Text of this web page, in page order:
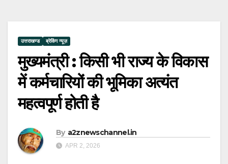
उत्तराखण्ड ब्रेकिंग न्यूज़
मुख्यमंत्री : किसी भी राज्य के विकास
में कर्मचारियों की भूमिका अत्यंत
महत्वपूर्ण होती है
By a2znewschannel.in
APR 2, 2026